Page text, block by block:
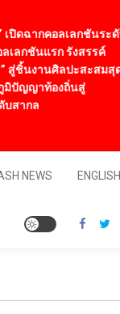
ฉากคอลเลกชันระดับ
นแรก รังสรรค์
งานศิลปะสะสมสุดลิ
ญาท้องถิ่นสู่
ล
NEWS ENGLISH